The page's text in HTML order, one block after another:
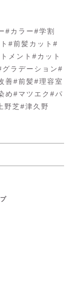
#カラー#学割
#前髪カット#
メント#カット
ラデーション#
善#前髪#理容室
め#マツエク#パ
野芝#津久野